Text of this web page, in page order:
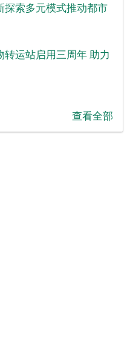
索多元模式推动都市
运站启用三周年 助力
查看全部